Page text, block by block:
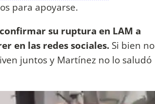
para apoyarse.
su ruptura en LAM a
en las redes sociales. Si bien no
juntos y Martínez no lo saludó